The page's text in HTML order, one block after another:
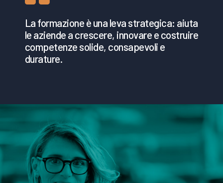
La formazione è una leva strategica: aiuta
le aziende a crescere, innovare e costruire
competenze solide, consapevoli e
durature.